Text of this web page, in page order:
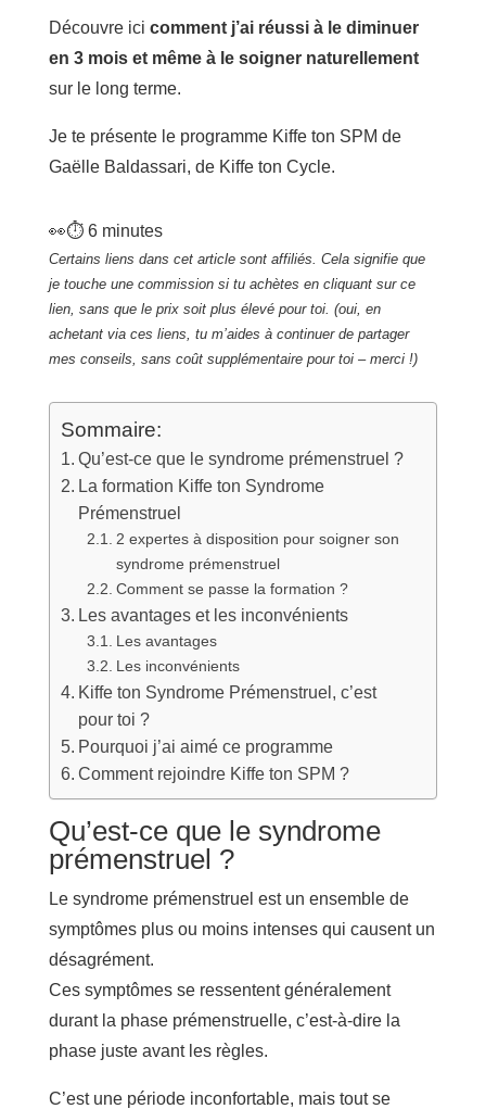
Découvre ici comment j’ai réussi à le diminuer
en 3 mois et même à le soigner naturellement
sur le long terme.
Je te présente le programme Kiffe ton SPM de
Gaëlle Baldassari, de Kiffe ton Cycle.
👀⏱️ 6 minutes
Certains liens dans cet article sont affiliés. Cela signifie que
je touche une commission si tu achètes en cliquant sur ce
lien, sans que le prix soit plus élevé pour toi. (oui, en
achetant via ces liens, tu m’aides à continuer de partager
mes conseils, sans coût supplémentaire pour toi – merci !)
Sommaire:
Qu’est-ce que le syndrome prémenstruel ?
La formation Kiffe ton Syndrome
Prémenstruel
2 expertes à disposition pour soigner son
syndrome prémenstruel
Comment se passe la formation ?
Les avantages et les inconvénients
Les avantages
Les inconvénients
Kiffe ton Syndrome Prémenstruel, c’est
pour toi ?
Pourquoi j’ai aimé ce programme
Comment rejoindre Kiffe ton SPM ?
Qu’est-ce que le syndrome
prémenstruel ?
Le syndrome prémenstruel est un ensemble de
symptômes plus ou moins intenses qui causent un
désagrément.
Ces symptômes se ressentent généralement
durant la phase prémenstruelle, c’est-à-dire la
phase juste avant les règles.
C’est une période inconfortable, mais tout se